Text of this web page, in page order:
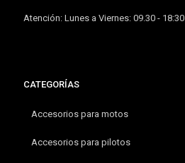
Atención: Lunes a Viernes: 09.30 - 18:30
CATEGORÍAS
Accesorios para motos
Accesorios para pilotos